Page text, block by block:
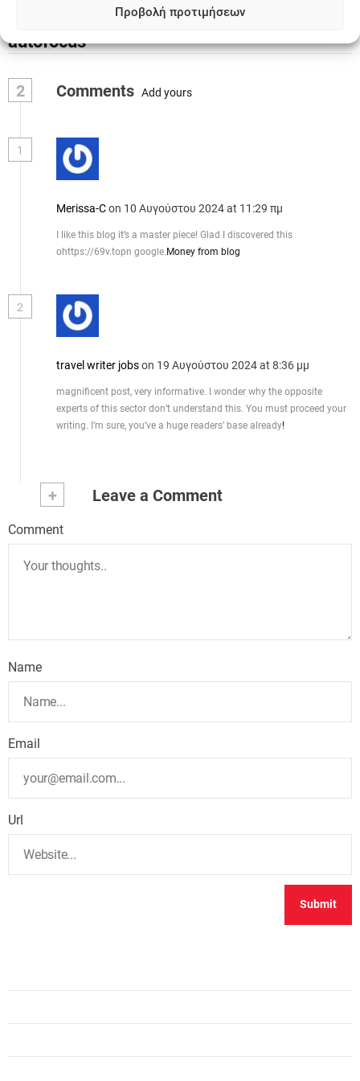
Προβολή προτιμήσεων
γ
σ
ά
ν
high-speed shooting and enhanced
autofocus
2 Comments Add yours
1
Merissa-Con 10 Αυγούστου 2024 at 11:29 πμ
I like this blog it’s a master piece! Glad I discovered this
ohttps://69v.topn google. Money from blog
2
travel writer jobson 19 Αυγούστου 2024 at 8:36 μμ
magnificent post, very informative. I wonder why the opposite
experts of this sector don’t understand this. You must proceed your
writing. I’m sure, you’ve a huge readers’ base already!
+ Leave a Comment
Comment
Name
Email
Url